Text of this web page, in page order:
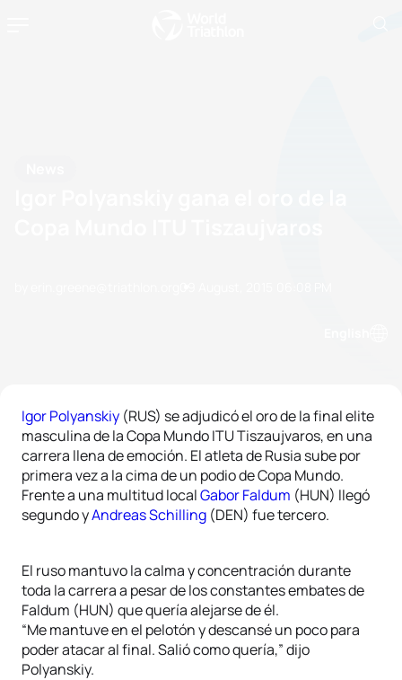
Igor Polyanskiy (RUS) se adjudicó el oro de la final elite
masculina de la Copa Mundo ITU Tiszaujvaros, en una
carrera llena de emoción. El atleta de Rusia sube por
primera vez a la cima de un podio de Copa Mundo.
Frente a una multitud localGabor Faldum (HUN) llegó
segundo yAndreas Schilling (DEN) fue tercero.
El ruso mantuvo la calma y concentración durante
toda la carrera a pesar de los constantes embates de
Faldum (HUN) que quería alejarse de él.
“Me mantuve en el pelotón y descansé un poco para
poder atacar al final. Salió como quería,” dijo
Polyanskiy.